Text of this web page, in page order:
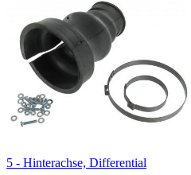
5 - Hinterachse, Differential